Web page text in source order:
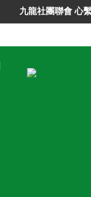
九龍社團聯會 心